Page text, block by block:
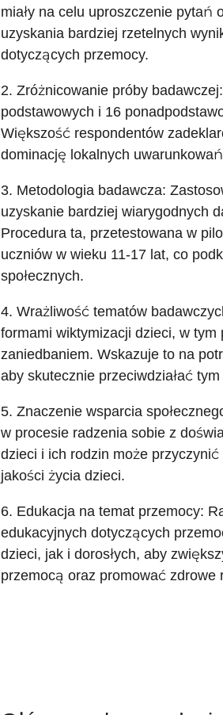
miały na celu uproszczenie pytań
uzyskania bardziej rzetelnych
dotyczących przemocy.
2. Zróżnicowanie próby
podstawowych i 16
Większość respondentów
dominację lokalnych
3. Metodologia badawcza:
uzyskanie bardziej wiarygodnych
Procedura ta, przetestowana w
uczniów w wieku 11-17 lat, co
społecznych.
4. Wrażliwość tematów
formami wiktymizacji dzieci, w
zaniedbaniem. Wskazuje to na
aby skutecznie przeciwdziałać
5. Znaczenie wsparcia
w procesie radzenia sobie z
dzieci i ich rodzin może
jakości życia dzieci.
6. Edukacja na temat przemocy:
edukacyjnych dotyczących
dzieci, jak i dorosłych, aby
przemocą oraz promować zdrowe